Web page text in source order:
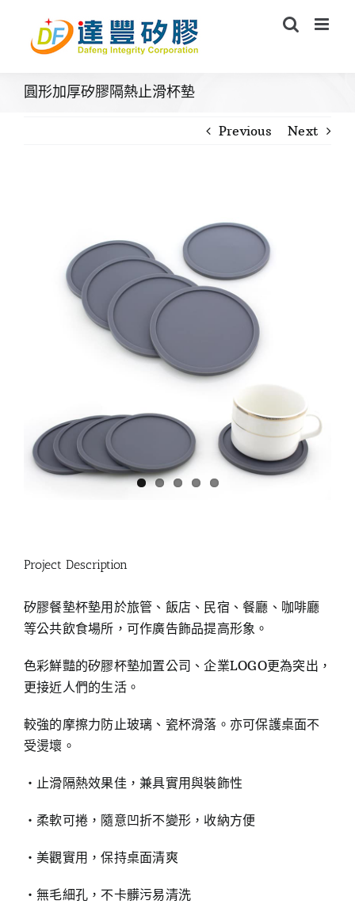
content
圓形加厚矽膠隔熱止滑杯墊
Previous Next
Project Description
矽膠餐墊杯墊用於旅管、飯店、民宿、餐廳、咖啡廳
等公共飲食場所，可作廣告飾品提高形象。
色彩鮮豔的矽膠杯墊加置公司、企業LOGO更為突出，
更接近人們的生活。
較強的摩擦力防止玻璃、瓷杯滑落。亦可保護桌面不
受燙壞。
‧止滑隔熱效果佳，兼具實用與裝飾性
‧柔軟可捲，隨意凹折不變形，收納方便
‧美觀實用，保持桌面清爽
‧無毛細孔，不卡髒污易清洗